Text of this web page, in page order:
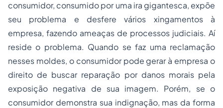
consumidor, consumido por uma ira gigantesca, expõe
seu problema e desfere vários xingamentos à
empresa, fazendo ameaças de processos judiciais. Aí
reside o problema. Quando se faz uma reclamação
nesses moldes, o consumidor pode gerar à empresa o
direito de buscar reparação por danos morais pela
exposição negativa de sua imagem. Porém, se o
consumidor demonstra sua indignação, mas da forma